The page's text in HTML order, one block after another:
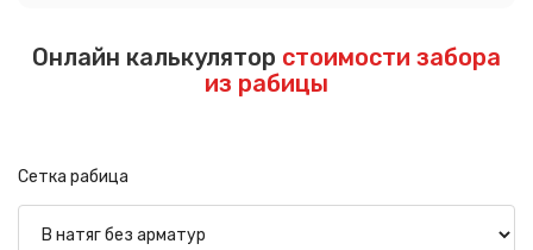
Онлайн калькулятор стоимости забора
из рабицы
Сетка рабица